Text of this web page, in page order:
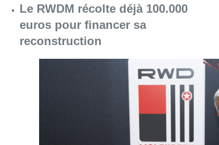
Le RWDM récolte déjà 100.000
euros pour financer sa
reconstruction